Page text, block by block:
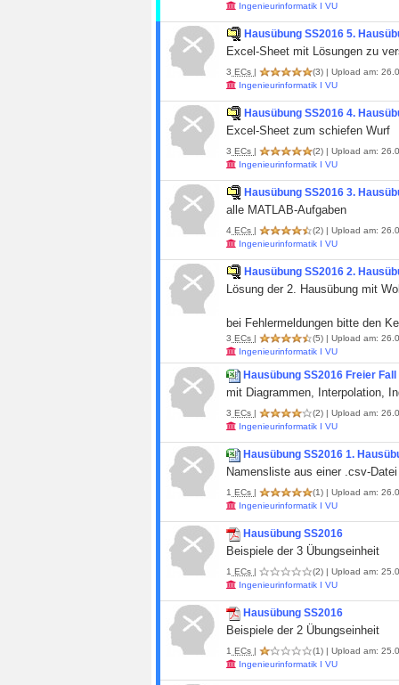
Ingenieurinformatik I VU
Hausübung SS2016 5.
Excel-Sheet mit Lösungen zu
3 ECs | (3) | Upload am:
Ingenieurinformatik I VU
Hausübung SS2016 4.
Excel-Sheet zum schiefen Wurf
3 ECs | (2) | Upload am:
Ingenieurinformatik I VU
Hausübung SS2016 3.
alle MATLAB-Aufgaben
4 ECs | (2) | Upload am:
Ingenieurinformatik I VU
Hausübung SS2016 2.
Lösung der 2. Hausübung mit
bei Fehlermeldungen bitte den
3 ECs | (5) | Upload am:
Ingenieurinformatik I VU
Hausübung SS2016 Freier
mit Diagrammen, Interpolation,
3 ECs | (2) | Upload am:
Ingenieurinformatik I VU
Hausübung SS2016 1.
Namensliste aus einer .csv-Datei
1 ECs | (1) | Upload am:
Ingenieurinformatik I VU
Hausübung SS2016
Beispiele der 3 Übungseinheit
1 ECs | (2) | Upload am:
Ingenieurinformatik I VU
Hausübung SS2016
Beispiele der 2 Übungseinheit
1 ECs | (1) | Upload am:
Ingenieurinformatik I VU